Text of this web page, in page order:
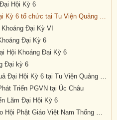
Hội Kỳ 6
Băng Rôn Đại Hội Khoáng Đại Kỳ 6 tổ chức tại Tu Viện Quảng Đức từ ngày 20 đến 22 tháng 9 năm 2019
Đại Kỳ VI
Đại Kỳ 6
Hội Khoáng Đại Kỳ 6
Đại kỳ 6
Danh Sách Phật Tử Công Quả Đại Hội Kỳ 6 tại Tu Viện Quảng Đức
Triển PGVN tại Úc Châu
Lãm Đại Hội Kỳ 6
Tự Viện Thành Viên của Giáo Hội Phật Giáo Việt Nam Thống Nhất Hải Ngoại tại Úc Đại Lợi- Tân Tây Lan.